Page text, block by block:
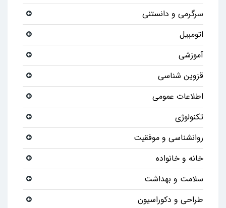
سرگرمی و دانستنی
اتومبیل
آموزشی
قزوین شناسی
اطلاعات عمومی
تکنولوژی
روانشناسی و موفقیت
خانه و خانواده
سلامت و بهداشت
طراحی و دکوراسیون